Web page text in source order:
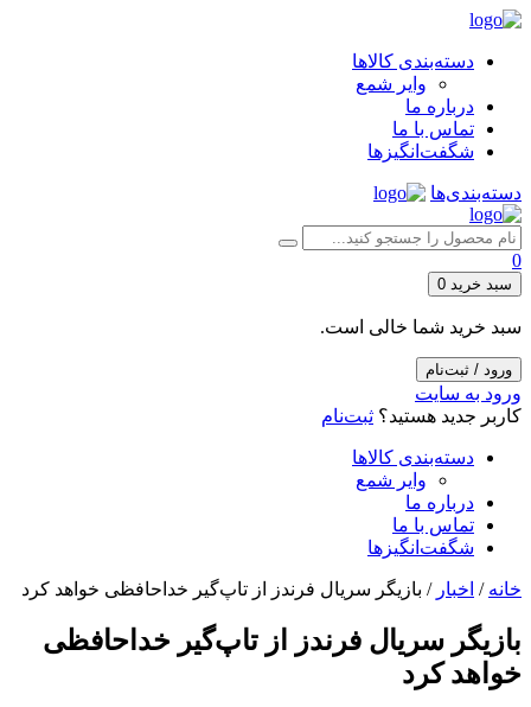
دسته‌بندی کالاها
وایر شمع
درباره ما
تماس با ما
شگفت‌انگیزها
دسته‌بندی‌ها
0
سبد خرید 0
سبد خرید شما خالی است.
ورود / ثبت‌نام
ورود به سایت
کاربر جدید هستید؟ ثبت‌نام
دسته‌بندی کالاها
وایر شمع
درباره ما
تماس با ما
شگفت‌انگیزها
خانه / اخبار / بازیگر سریال فرندز از تاپ‌گیر خداحافظی خواهد کرد
بازیگر سریال فرندز از تاپ‌گیر خداحافظی
خواهد کرد